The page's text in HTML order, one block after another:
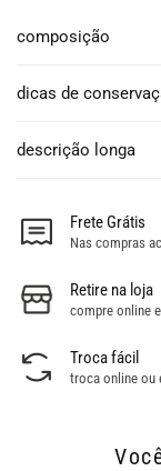
composição
dicas de
descrição longa
Frete Grátis
Nas compras
Retire na loja
compre online
Troca fácil
troca online ou